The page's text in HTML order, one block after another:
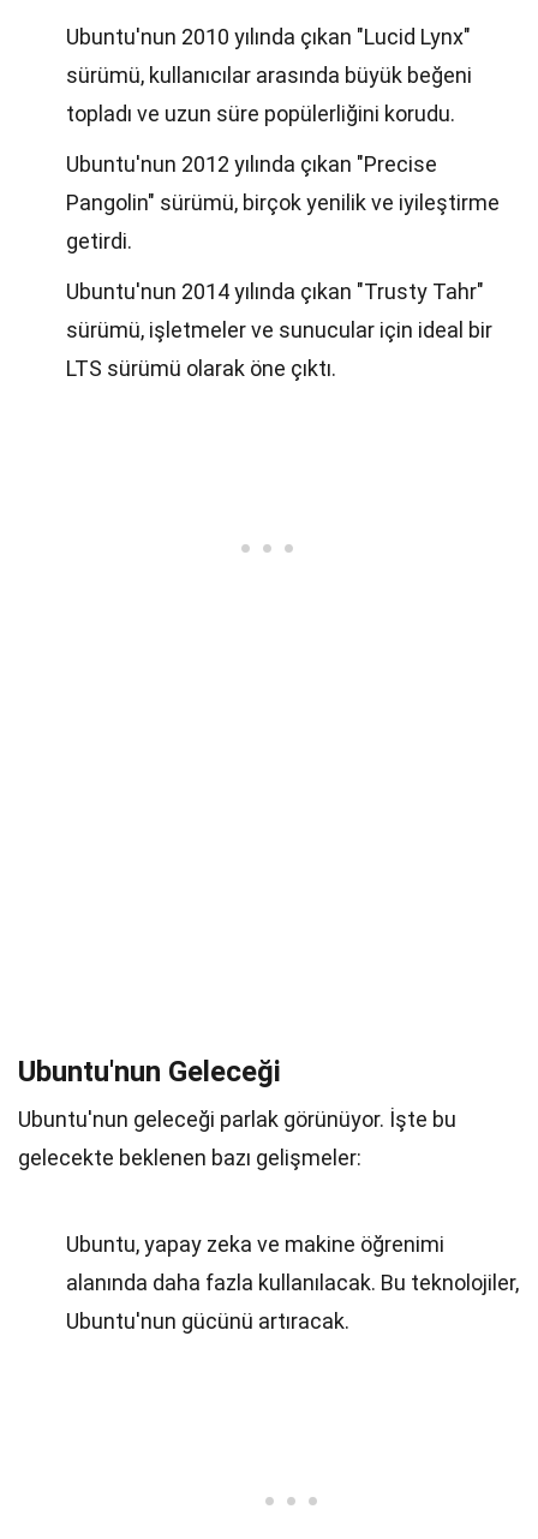
Ubuntu'nun 2010 yılında çıkan "Lucid Lynx"
sürümü, kullanıcılar arasında büyük beğeni
topladı ve uzun süre popülerliğini korudu.
Ubuntu'nun 2012 yılında çıkan "Precise
Pangolin" sürümü, birçok yenilik ve iyileştirme
getirdi.
Ubuntu'nun 2014 yılında çıkan "Trusty Tahr"
sürümü, işletmeler ve sunucular için ideal bir
LTS sürümü olarak öne çıktı.
Ubuntu'nun Geleceği
Ubuntu'nun geleceği parlak görünüyor. İşte bu
gelecekte beklenen bazı gelişmeler:
Ubuntu, yapay zeka ve makine öğrenimi
alanında daha fazla kullanılacak. Bu teknolojiler,
Ubuntu'nun gücünü artıracak.